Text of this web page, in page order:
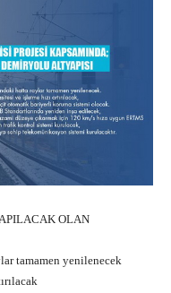
OLAN
tamamen yenilenecek